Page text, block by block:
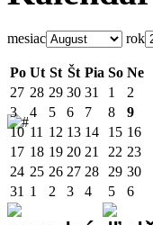
mesiac rok
Po Ut St Št Pia So Ne
27 28 29 30 31 1
2
3
4 5 6 7 8
9
10 11 12 13 14 15 16
17 18 19 20 21 22 23
24 25 26 27 28 29 30
31 1 2 3 4 5 6